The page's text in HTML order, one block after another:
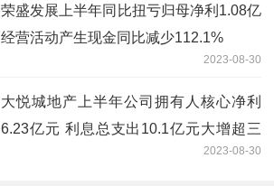
荣盛发展上半年同比扭亏归母净利1.08亿
经营活动产生现金同比减少112.1%
2023-08-30
大悦城地产上半年公司拥有人核心净利
6.23亿元 利息总支出10.1亿元大增超三
2023-08-30